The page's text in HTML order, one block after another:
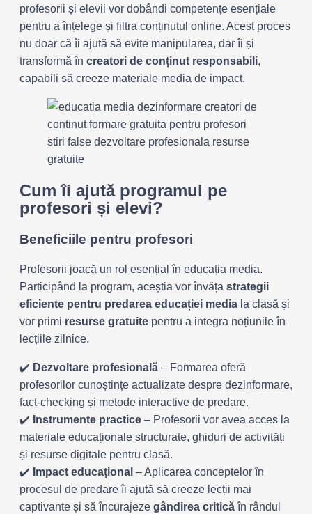
profesorii și elevii vor dobândi competențe esențiale
pentru a înțelege și filtra conținutul online. Acest proces
nu doar că îi ajută să evite manipularea, dar îi și
transformă în creatori de conținut responsabili,
capabili să creeze materiale media de impact.
Cum îi ajută programul pe
profesori și elevi?
Beneficiile pentru profesori
Profesorii joacă un rol esențial în educația media.
Participând la program, aceștia vor învăța strategii
eficiente pentru predarea educației media la clasă și
vor primi resurse gratuite pentru a integra noțiunile în
lecțiile zilnice.
✔️ Dezvoltare profesională – Formarea oferă
profesorilor cunoștințe actualizate despre dezinformare,
fact-checking și metode interactive de predare.
✔️ Instrumente practice – Profesorii vor avea acces la
materiale educaționale structurate, ghiduri de activități
și resurse digitale pentru clasă.
✔️ Impact educațional – Aplicarea conceptelor în
procesul de predare îi ajută să creeze lecții mai
captivante și să încurajeze gândirea criticăîn rândul